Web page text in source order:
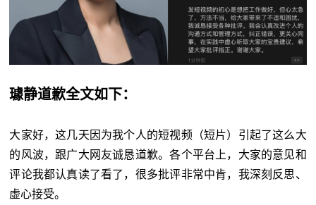
璩静道歉全文如下：
大家好，这几天因为我个人的短视频（短片）引起了这么大
的风波，跟广大网友诚恳道歉。各个平台上，大家的意见和
评论我都认真读了看了，很多批评非常中肯，我深刻反思、
虚心接受。